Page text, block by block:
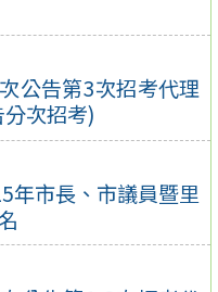
公告第3次招考代理
次招考)
年市長、市議員暨里